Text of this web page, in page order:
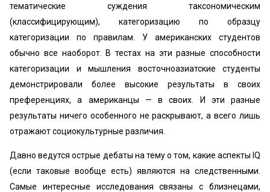
тематические суждения таксономическим
(классифицирующим), категоризацию по образцу
категоризации по правилам. У американских студентов
обычно все наоборот. В тестах на эти разные способности
категоризации и мышления восточноазиатские студенты
демонстрировали более высокие результаты в своих
преференциях, а американцы — в своих. И эти разные
результаты ничего особенного не раскрывают, а всего лишь
отражают социокультурные различия.
Давно ведутся острые дебаты на тему о том, какие аспекты IQ
(если таковые вообще есть) являются на следственными.
Самые интересные исследования связаны с близнецами,